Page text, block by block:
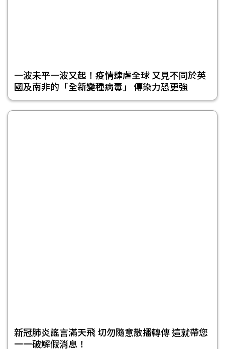
一波未平一波又起！疫情肆虐全球 又見不同於英
國及南非的「全新變種病毒」 傳染力恐更強
新冠肺炎謠言滿天飛 切勿隨意散播轉傳 這就帶您
一一破解假消息！